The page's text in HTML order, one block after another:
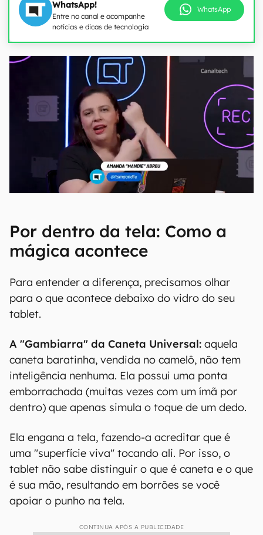
WhatsApp!
Entre no canal e acompanhe
notícias e dicas de tecnologia
WhatsApp
Por dentro da tela: Como a
mágica acontece
Para entender a diferença, precisamos olhar
para o que acontece debaixo do vidro do seu
tablet.
A "Gambiarra" da Caneta Universal: aquela
caneta baratinha, vendida no camelô, não tem
inteligência nenhuma. Ela possui uma ponta
emborrachada (muitas vezes com um ímã por
dentro) que apenas simula o toque de um dedo.
Ela engana a tela, fazendo-a acreditar que é
uma "superfície viva" tocando ali. Por isso, o
tablet não sabe distinguir o que é caneta e o que
é sua mão, resultando em borrões se você
apoiar o punho na tela.
CONTINUA APÓS A PUBLICIDADE